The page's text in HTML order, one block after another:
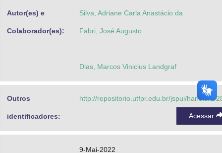
Autor(es) e
Colaborador(es):
Silva, Adriane Carla Anastácio da
Fabri, José Augusto
Dias, Marcos Vinicius Landgraf
Outros
identificadores:
http://repositorio.utfpr.edu.br/jspui/handle/1/
Acessar
9-Mai-2022